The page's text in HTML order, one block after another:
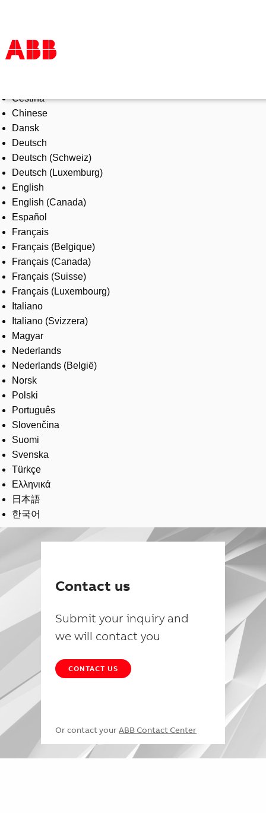
Products & Solutions
Industries
Services
About us
Where to buy
Contact us
Careers
Čeština
Chinese
Dansk
Deutsch
Deutsch (Schweiz)
Deutsch (Luxemburg)
English
English (Canada)
Español
Français
Français (Belgique)
Français (Canada)
Français (Suisse)
Français (Luxembourg)
Italiano
Italiano (Svizzera)
Magyar
Nederlands
Nederlands (België)
Norsk
Polski
Português
Slovenčina
Suomi
Svenska
Türkçe
Ελληνικά
日本語
한국어
Contact us
Submit your inquiry and
we will contact you
CONTACT US
Or contact your ABB Contact Center